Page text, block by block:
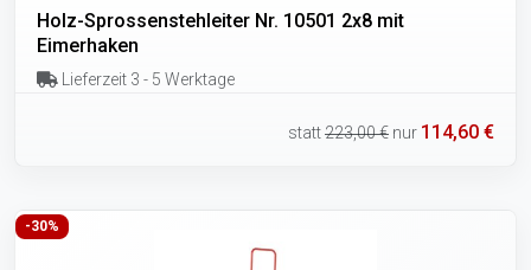
Holz-Sprossenstehleiter Nr. 10501 2x8 mit
Eimerhaken
Lieferzeit 3 - 5 Werktage
statt223,00 € nur 114,60 €
-30%